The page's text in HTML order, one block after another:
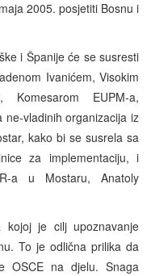
2005. posjetiti Bosnu i
i Španije će se susresti
Ivanićem, Visokim
Komesarom EUPM-a,
ne-vladinih organizacija iz
kako bi se susrela sa
za implementaciju, i
a u Mostaru, Anatoly
je cilj upoznavanje
To je odlična prilika da
OSCE na djelu. Snaga